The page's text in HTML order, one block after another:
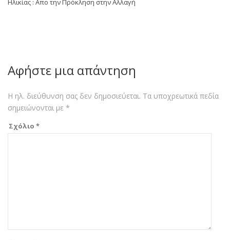
Ηλικίας : Απο την Πρόκληση στην Αλλαγή
Αφήστε μια απάντηση
Η ηλ. διεύθυνση σας δεν δημοσιεύεται. Τα υποχρεωτικά πεδία
σημειώνονται με *
Σχόλιο *